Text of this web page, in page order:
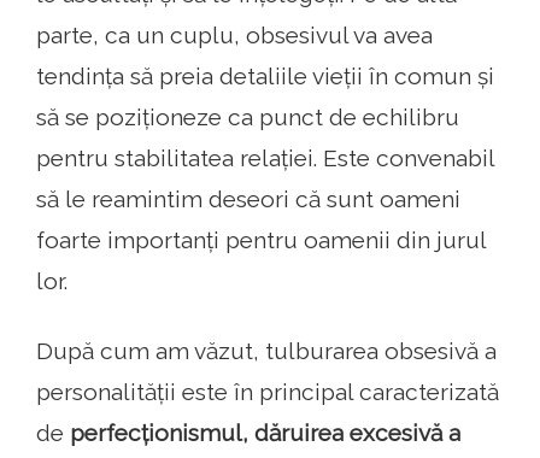
parte, ca un cuplu, obsesivul va avea
tendința să preia detaliile vieții în comun și
să se poziționeze ca punct de echilibru
pentru stabilitatea relației. Este convenabil
să le reamintim deseori că sunt oameni
foarte importanți pentru oamenii din jurul
lor.
După cum am văzut, tulburarea obsesivă a
personalității este în principal caracterizată
de perfecționismul, dăruirea excesivă a